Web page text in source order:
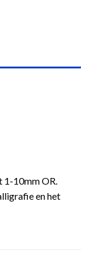
1-10mm OR.
en het